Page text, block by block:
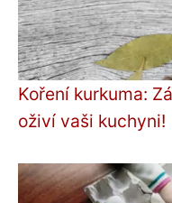
Koření kurkuma:
oživí vaši kuchyni!